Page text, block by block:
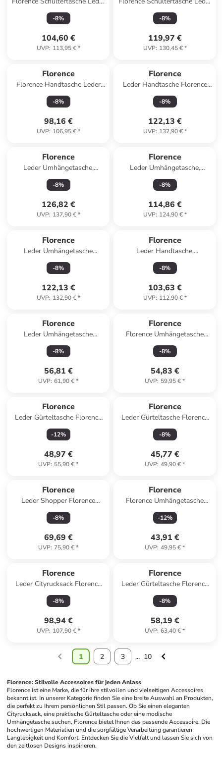
altrosa ca. 33cm
-8%
104,60 €
UVP: 113,95 €*
tan, hellbraun ca. 37cm
-8%
119,97 €
UVP: 130,45 €*
Florence
Florence Handtasche Leder
fuchsia, pink ca. 30cm
-8%
98,16 €
UVP: 106,95 €*
Florence
Leder Handtasche Florence
Tasche türkis ca. 36cm
-8%
122,13 €
UVP: 132,90 €*
Florence
Leder Umhängetasche,
Schultertasche Florence
Tasche schwarz ca. 37cm
-8%
126,82 €
UVP: 137,90 €*
Florence
Leder Umhängetasche,
Citytasche Florence Tasche
schwarz ca. 30cm
-8%
114,86 €
UVP: 124,90 €*
Florence
Leder Umhängetasche
Florence Tasche schwarz ca.
35cm
-8%
122,13 €
UVP: 132,90 €*
Florence
Leder Handtasche,
Umhängetasche Florence
Tasche beige, taupe ca. 31cm
-8%
103,63 €
UVP: 112,90 €*
Florence
Leder Umhängetasche
Florence Tasche hellblau ca.
22cm
-8%
56,81 €
UVP: 61,90 €*
Florence
Florence Umhängetasche
Leder dunkelrot ca. 19cm
-8%
54,83 €
UVP: 59,95 €*
Florence
Leder Gürteltasche Florence
Tasche braun, tan ca. 25cm
-12%
48,97 €
UVP: 55,90 €*
Florence
Leder Gürteltasche Florence
Tasche tan, hellbraun ca. 29cm
-8%
45,77 €
UVP: 49,90 €*
Florence
Leder Shopper Florence
Tasche schwarz ca. 37cm
-8%
69,69 €
UVP: 75,90 €*
Florence
Florence Umhängetasche
Leder lila ca. 13cm
-12%
43,91 €
UVP: 49,95 €*
Florence
Leder Cityrucksack Florence
Rucksack weiß ca. 32cm
-8%
98,94 €
UVP: 107,90 €*
Florence
Leder Gürteltasche Florence
Tasche braun, tan, mehrfarbig
ca. 25cm
-8%
58,19 €
UVP: 63,40 €*
1 2 3 ... 10
Florence: Stilvolle Accessoires für jeden Anlass
Florence ist eine Marke, die für ihre stilvollen und vielseitigen Accessoires
bekannt ist. In unserer Kategorie finden Sie eine breite Auswahl an Produkten,
die perfekt zu Ihrem persönlichen Stil passen. Ob Sie einen eleganten
Cityrucksack, eine praktische Gürteltasche oder eine modische
Umhängetasche suchen, Florence bietet Ihnen das passende Accessoire. Die
hochwertigen Materialien und die sorgfältige Verarbeitung garantieren
Langlebigkeit und Komfort. Entdecken Sie die Vielfalt und lassen Sie sich von
den zeitlosen Designs inspirieren.